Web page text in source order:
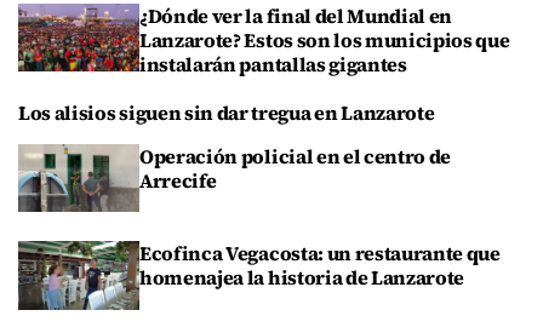
¿Dónde ver la final del Mundial en
Lanzarote? Estos son los municipios que
instalarán pantallas gigantes
Los alisios siguen sin dar tregua en Lanzarote
Operación policial en el centro de
Arrecife
Ecofinca Vegacosta: un restaurante que
homenajea la historia de Lanzarote